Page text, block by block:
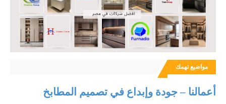
مواضيع تهمك
أعمالنا – جودة وإبداع في تصميم المطابخ